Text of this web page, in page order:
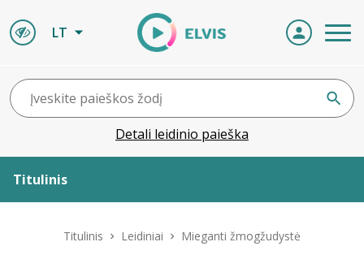
LT
Detali leidinio paieška
Titulinis
Titulinis Leidiniai Mieganti žmogžudystė